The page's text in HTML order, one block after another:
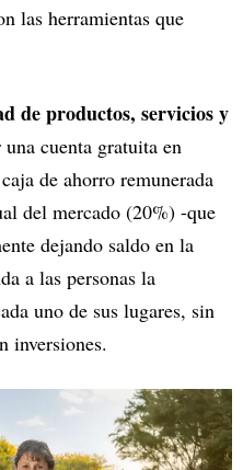
las herramientas que
de productos, servicios y
cuenta gratuita en
de ahorro remunerada
del mercado (20%) -que
dejando saldo en la
a las personas la
uno de sus lugares, sin
inversiones.